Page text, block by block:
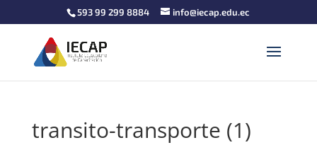
593 99 299 8884 info@iecap.edu.ec
transito-transporte (1)